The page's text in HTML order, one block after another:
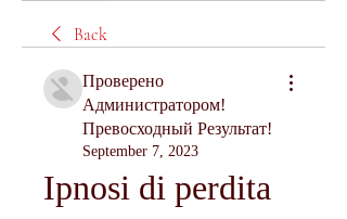
Back
Проверено
Администратором!
Превосходный Результат!
September 7, 2023
Ipnosi di perdita